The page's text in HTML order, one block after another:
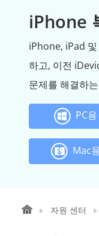
iPhone
iPhone, iPad
하고, 이전
문제를 해결하
PC
Mac
자원 센터